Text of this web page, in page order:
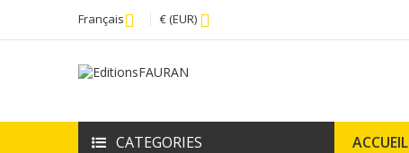
Français € (EUR)
CATEGORIES ACCUEIL